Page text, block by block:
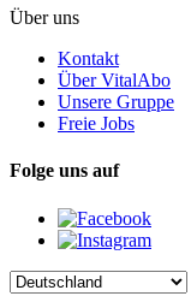
Über uns
Kontakt
Über VitalAbo
Unsere Gruppe
Freie Jobs
Folge uns auf